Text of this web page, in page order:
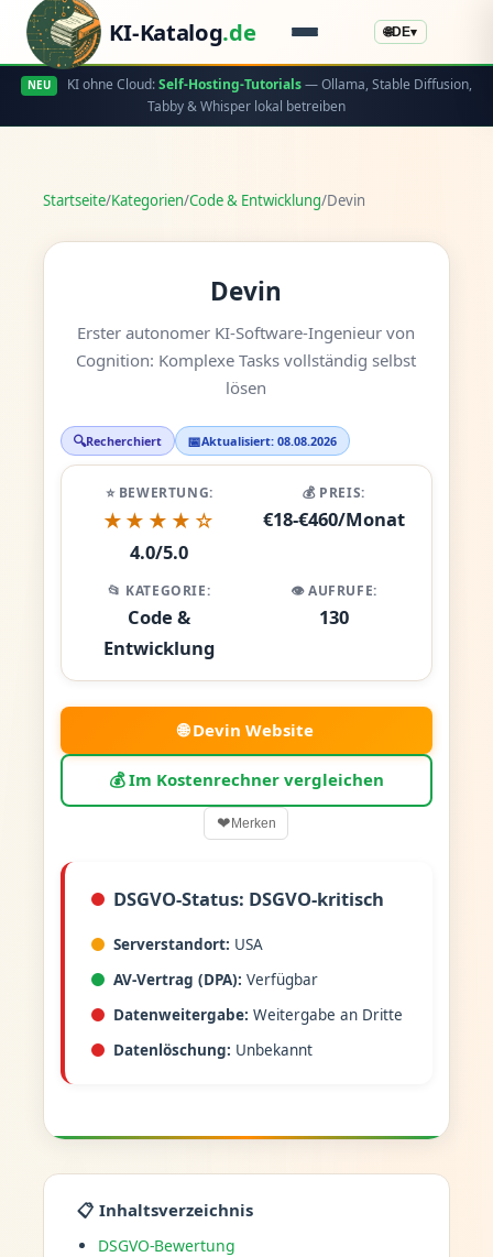
KI-Katalog.de 🌐DE▾
NEU KI ohne Cloud:Self-Hosting-Tutorials— Ollama, Stable Diffusion,
Tabby & Whisper lokal betreiben
Startseite/Kategorien/Code & Entwicklung/Devin
Devin
Erster autonomer KI-Software-Ingenieur von
Cognition: Komplexe Tasks vollständig selbst
lösen
🔍Recherchiert 📅Aktualisiert: 08.08.2026
⭐ BEWERTUNG:
★★★★☆
4.0/5.0
💰 PREIS:
€18-€460/Monat
📂 KATEGORIE:
Code &
Entwicklung
👁️ AUFRUFE:
130
🌐 Devin Website
💰 Im Kostenrechner vergleichen
❤Merken
DSGVO-Status: DSGVO-kritisch
Serverstandort: USA
AV-Vertrag (DPA): Verfügbar
Datenweitergabe: Weitergabe an Dritte
Datenlöschung: Unbekannt
📋 Inhaltsverzeichnis
DSGVO-Bewertung